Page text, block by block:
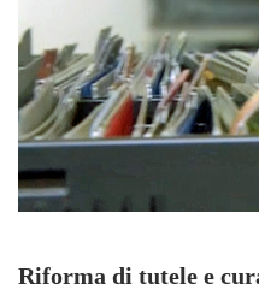
Riforma di tutele e